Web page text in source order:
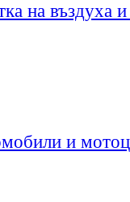
на въздуха
и